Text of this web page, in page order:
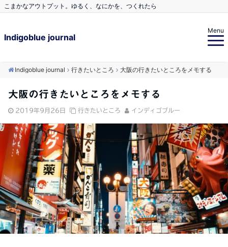
こまかなアウトプット。ゆるく、なにかを、つくれたら
Indigoblue journal
Menu
Indigoblue journal 行きたいところ 大阪の行きたいところをメモする
大阪の行きたいところをメモする
2019年9月26日 行きたいところ インディゴブルー